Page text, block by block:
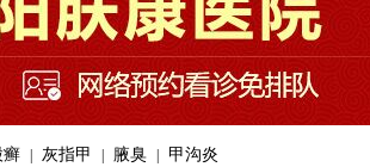
癣 灰指甲 腋臭
甲沟炎